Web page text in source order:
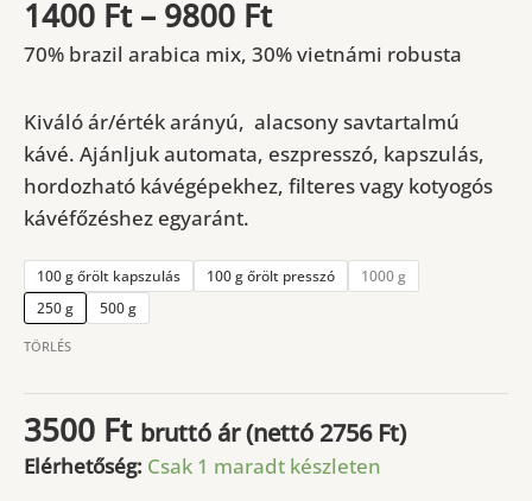
1400 Ft – 9800 FtÁrtartomány:
1400 Ft
9800 Ft
70% brazil arabica mix, 30% vietnámi robusta
Kiváló ár/érték arányú, alacsony savtartalmú
kávé. Ajánljuk automata, eszpresszó, kapszulás,
hordozható kávégépekhez, filteres vagy kotyogós
kávéfőzéshez egyaránt.
100 g őrölt kapszulás 100 g őrölt presszó
1000 g
250 g
500 g
TÖRLÉS
3500 Ft bruttó ár (nettó 2756 Ft)
Elérhetőség: Csak 1 maradt készleten